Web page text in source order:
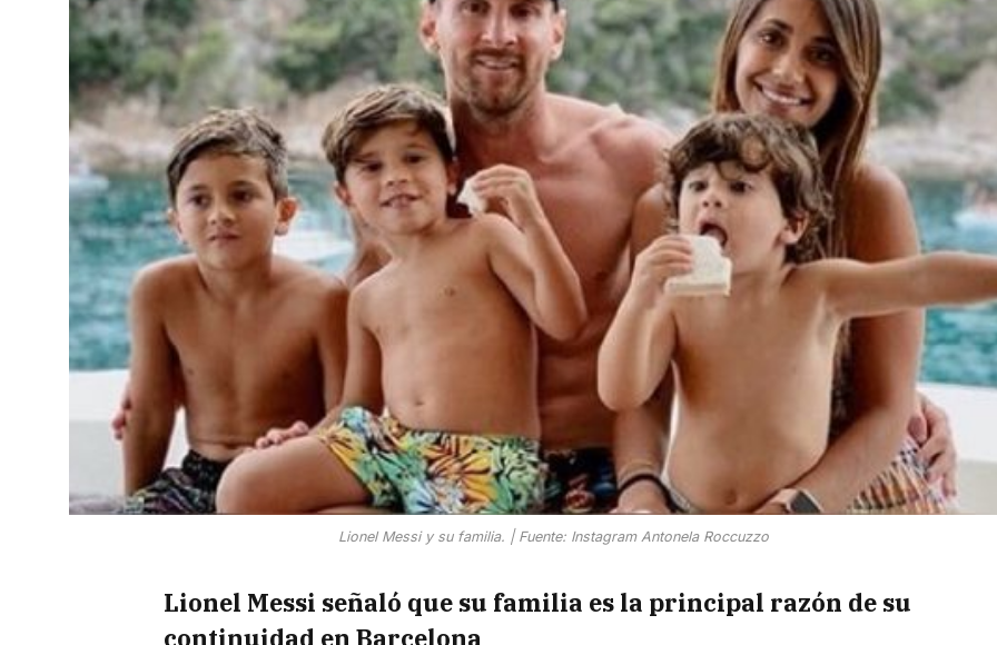
Lionel Messi y su familia. | Fuente: Instagram Antonela Roccuzzo
Lionel Messi señaló que su familia es la principal razón de su
continuidad en Barcelona